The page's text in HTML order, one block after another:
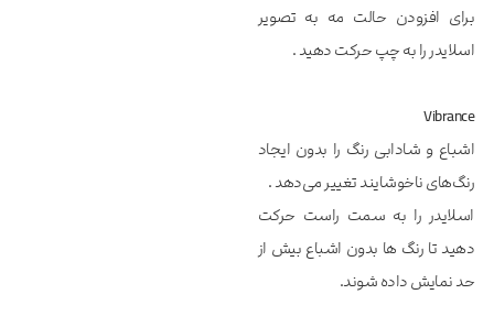
برای افزودن حالت مه به تصویر
اسلایدر را به چپ حرکت دهید .
Vibrance
اشباع و شادابی رنگ را بدون ایجاد
رنگ‌های ناخوشایند تغییر می‌دهد .
اسلایدر را به سمت راست حرکت
دهید تا رنگ ها بدون اشباع بیش از
حد نمایش داده شوند.